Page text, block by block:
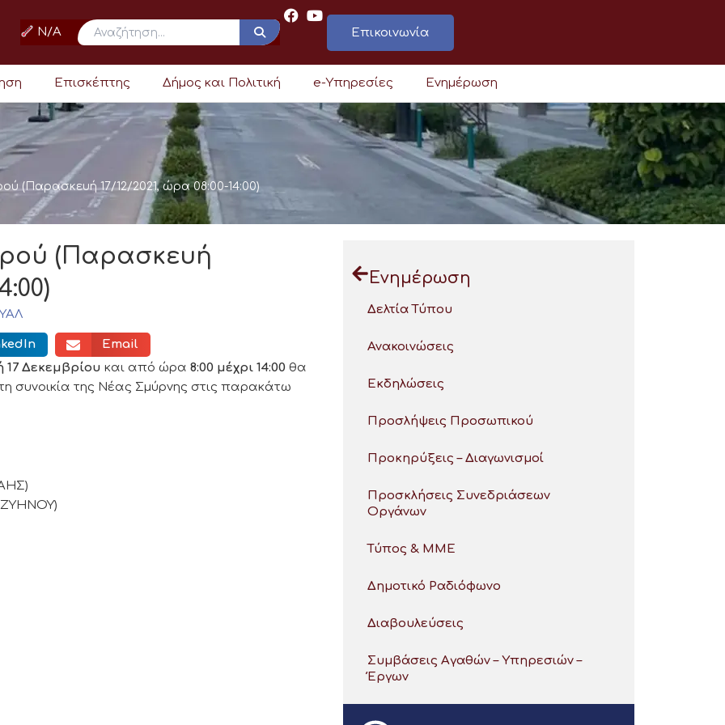
N/A Επικοινωνία
Επισκέπτης Δήμος και Πολιτική e-Υπηρεσίες Ενημέρωση
(Παρασκευή 17/12/2021, ώρα 08:00-14:00)
(Παρασκευή
Email
Δεκεμβρίου και από ώρα 8:00 μέχρι 14:00 θα
συνοικία της Νέας Σμύρνης στις παρακάτω
Ενημέρωση
Δελτία Τύπου
Ανακοινώσεις
Εκδηλώσεις
Προσλήψεις Προσωπικού
Προκηρύξεις – Διαγωνισμοί
Προσκλήσεις Συνεδριάσεων
Οργάνων
Τύπος & ΜΜΕ
Δημοτικό Ραδιόφωνο
Διαβουλεύσεις
Συμβάσεις Αγαθών – Υπηρεσιών –
Έργων